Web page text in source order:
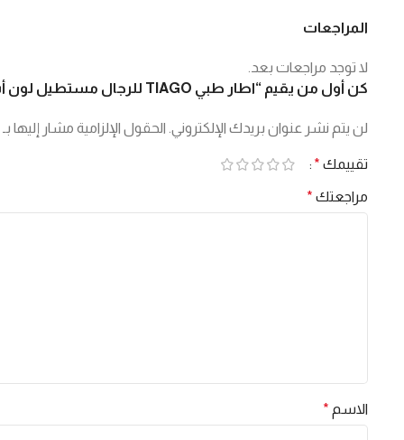
المراجعات
لا توجد مراجعات بعد.
كن أول من يقيم “اطار طبي TIAGO للرجال مستطيل لون أسود – 24017 C1”
لن يتم نشر عنوان بريدك الإلكتروني. الحقول الإلزامية مشار إليها بـ
تقييمك *
مراجعتك *
الاسم *